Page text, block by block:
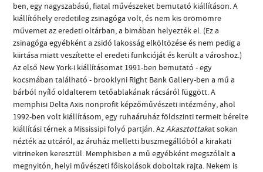
ben, egy nagyszabású, fiatal művészeket bemutató kiállításon. A
kiállítóhely eredetileg zsinagóga volt, és nem kis örömömre
művemet az eredeti oltárban, a bimában helyezték el. (Ez a
zsinagóga egyébként a zsidó lakosság elköltözése és nem pedig a
kiirtása miatt veszítette el eredeti funkcióját és került a városhoz.)
Az első New York-i kiállításomat 1991-ben bemutató - egy
kocsmában található - brooklyni Right Bank Gallery-ben a mű a
bárból nyíló oldalterem tetőablakának rácsáról függött. A
memphisi Delta Axis nonprofit képzőművészeti intézmény, ahol
1992-ben volt kiállításom, egy ruhaáruház földszinti termeit bérelte
kiállítási térnek a Mississipi folyó partján. AzAkasztottakat sokan
nézték az utcáról, az áruház melletti buszmegállóból a kirakati
vitrineken keresztül. Memphisben a mű egyébként megszólalt a
megnyitón, helyi művészeti főiskolások doboltak rajta. Nekem is